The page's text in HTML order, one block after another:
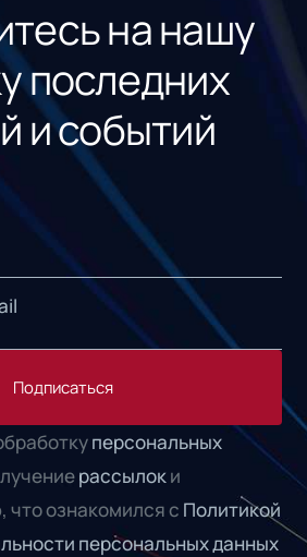
на нашу
последних
и событий
Подписаться
персональных
рассылоки
что ознакомился с Политикой
персональных данных